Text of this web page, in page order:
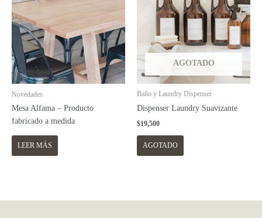
Novedades
Mesa Alfama – Producto
fabricado a medida
LEER MÁS
AGOTADO
Baño y Laundry Dispenser
Dispenser Laundry Suavizante
$19,500
AGOTADO